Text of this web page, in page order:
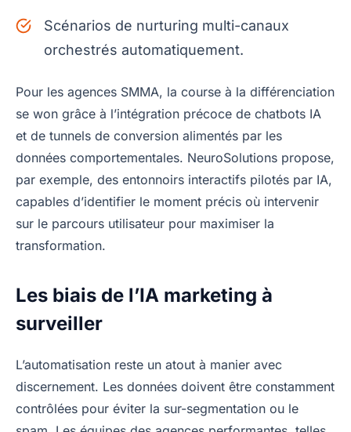
Scénarios de nurturing multi-canaux
orchestrés automatiquement.
Pour les agences SMMA, la course à la différenciation
se won grâce à l’intégration précoce de chatbots IA
et de tunnels de conversion alimentés par les
données comportementales. NeuroSolutions propose,
par exemple, des entonnoirs interactifs pilotés par IA,
capables d’identifier le moment précis où intervenir
sur le parcours utilisateur pour maximiser la
transformation.
Les biais de l’IA marketing à
surveiller
L’automatisation reste un atout à manier avec
discernement. Les données doivent être constamment
contrôlées pour éviter la sur-segmentation ou le